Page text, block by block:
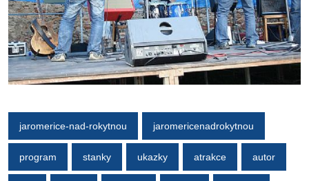
jaromerice-nad-rokytnou jaromericenadrokytnou
program stanky ukazky atrakce autor